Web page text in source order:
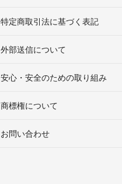
特定商取引法に基づく表記
外部送信について
安心・安全のための取り組み
商標権について
お問い合わせ